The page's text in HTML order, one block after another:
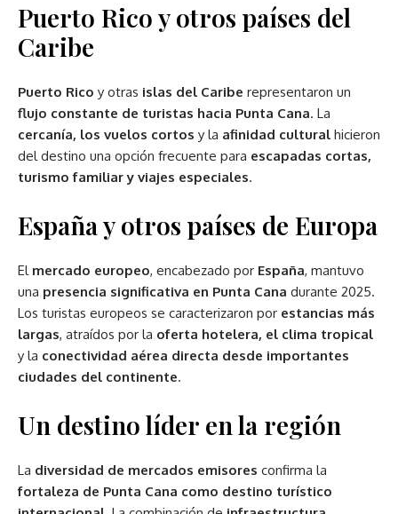
Puerto Rico y otros países del
Caribe
Puerto Rico y otras islas del Caribe representaron un
flujo constante de turistas hacia Punta Cana. La
cercanía, los vuelos cortos y la afinidad cultural hicieron
del destino una opción frecuente para escapadas cortas,
turismo familiar y viajes especiales.
España y otros países de Europa
El mercado europeo, encabezado por España, mantuvo
una presencia significativa en Punta Cana durante 2025.
Los turistas europeos se caracterizaron por estancias más
largas, atraídos por la oferta hotelera, el clima tropical
y la conectividad aérea directa desde importantes
ciudades del continente.
Un destino líder en la región
La diversidad de mercados emisores confirma la
fortaleza de Punta Cana como destino turístico